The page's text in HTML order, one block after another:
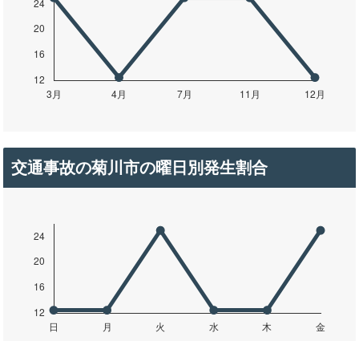
交通事故の菊川市の曜日別発生割合